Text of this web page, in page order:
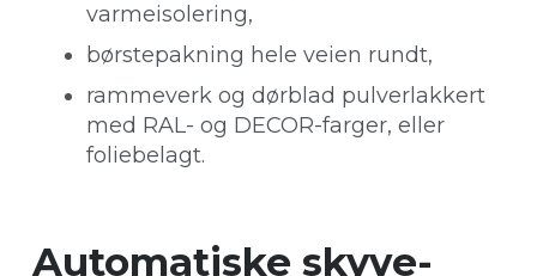
varmeisolering,
børstepakning hele veien rundt,
rammeverk og dørblad pulverlakkert
med RAL- og DECOR-farger, eller
foliebelagt.
Automatiske skyve-